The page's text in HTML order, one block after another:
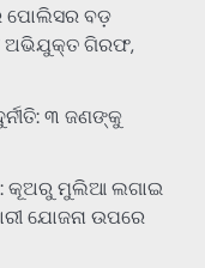
ପୋଲିସର ବଡ଼
୪ ଅଭିଯୁକ୍ତ ଗିରଫ,
୩ ଜଣଙ୍କୁ
: କୂଅରୁ ମୁଲିଆ ଲଗାଇ
ଯୋଜନା ଉପରେ